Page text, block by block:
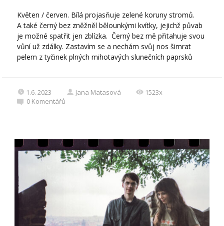
Květen / červen. Bílá projasňuje zelené koruny stromů.
A také černý bez zněžněl bělounkými kvítky, jejichž půvab
je možné spatřit jen zblízka. Černý bez mě přitahuje svou
vůní už zdálky. Zastavím se a nechám svůj nos šimrat
pelem z tyčinek plných mihotavých slunečních paprsků
1.6. 2023 Jana Matasová
1523x
0 Komentářů